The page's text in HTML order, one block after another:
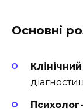
Основні